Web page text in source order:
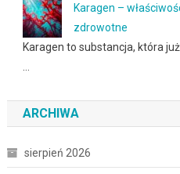
Karagen –
zdrowotne
Karagen to substancja, która
ARCHIWA
sierpień 2026